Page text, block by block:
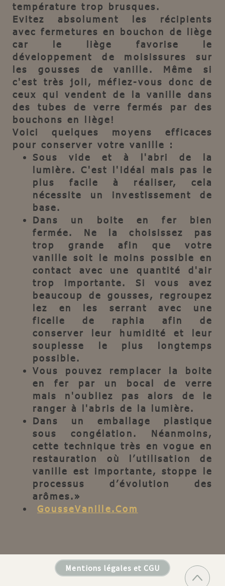
température trop brusques.
Evitez absolument les récipients
avec fermetures en bouchon de liège
car le liège favorise le
développement de moisissures sur
les gousses de vanille. Même si
c'est très joli, méfiez-vous donc de
ceux qui vendent de la vanille dans
des tubes de verre fermés par des
bouchons en liège!
Voici quelques moyens efficaces
pour conserver votre vanille :
Sous vide et à l'abri de la
lumière. C'est l'idéal mais pas le
plus facile à réaliser, cela
nécessite un investissement de
base.
Dans un boite en fer bien
fermée. Ne la choisissez pas
trop grande afin que votre
vanille soit le moins possible en
contact avec une quantité d'air
trop importante. Si vous avez
beaucoup de gousses, regroupez
lez en les serrant avec une
ficelle de raphia afin de
conserver leur humidité et leur
souplesse le plus longtemps
possible.
Vous pouvez remplacer la boite
en fer par un bocal de verre
mais n'oubliez pas alors de le
ranger à l'abris de la lumière.
Dans un emballage plastique
sous congélation. Néanmoins,
cette technique très en vogue en
restauration où l’utilisation de
vanille est importante, stoppe le
processus d’évolution des
arômes.»
GousseVanille.Com
Mentions légales et CGU